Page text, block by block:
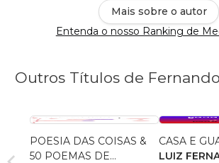
Mais sobre o autor
Entenda o nosso Ranking de
Outros Títulos de
POESIA DAS COISAS &
50 POEMAS DE
CASA E
LUIZ